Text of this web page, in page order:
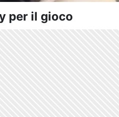
per il gioco